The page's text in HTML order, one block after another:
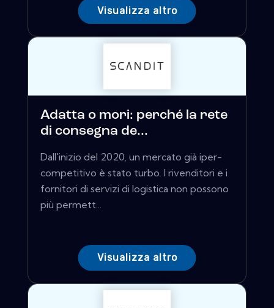
Visualizza altro
Adatta o mori: perché la rete
di consegna de...
Dall'inizio del 2020, un mercato già iper-
competitivo è stato turbo. I rivenditori e i
fornitori di servizi di logistica non possono
più permett...
Visualizza altro